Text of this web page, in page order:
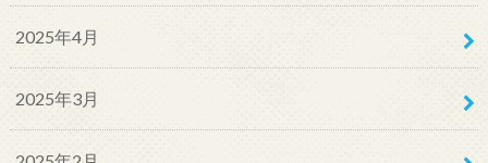
2025年4月
2025年3月